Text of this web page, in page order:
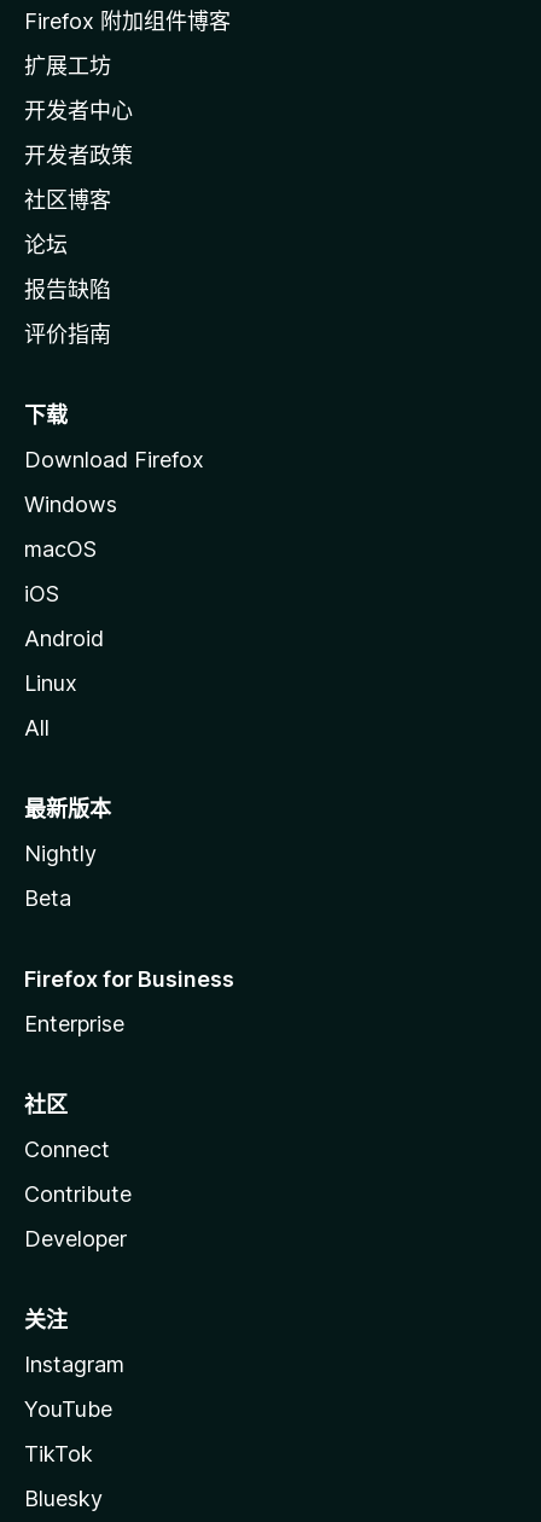
l
a
主
页
Firefox 附加组件博客
扩展工坊
开发者中心
开发者政策
社区博客
论坛
报告缺陷
评价指南
下载
Download Firefox
Windows
macOS
iOS
Android
Linux
All
最新版本
Nightly
Beta
Firefox for Business
Enterprise
社区
Connect
Contribute
Developer
关注
Instagram
YouTube
TikTok
Bluesky